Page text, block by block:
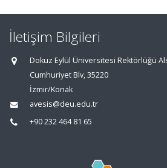
İletişim Bilgileri
Dokuz Eylül Üniversitesi Rektörlüğü
Cumhuriyet Blv, 35220
İzmir/Konak
avesis@deu.edu.tr
+90 232 464 81 65